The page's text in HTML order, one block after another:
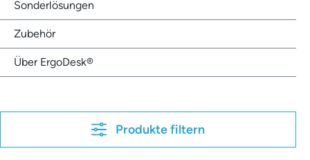
Sonderlösungen
Zubehör
Über ErgoDesk®
Produkte filtern